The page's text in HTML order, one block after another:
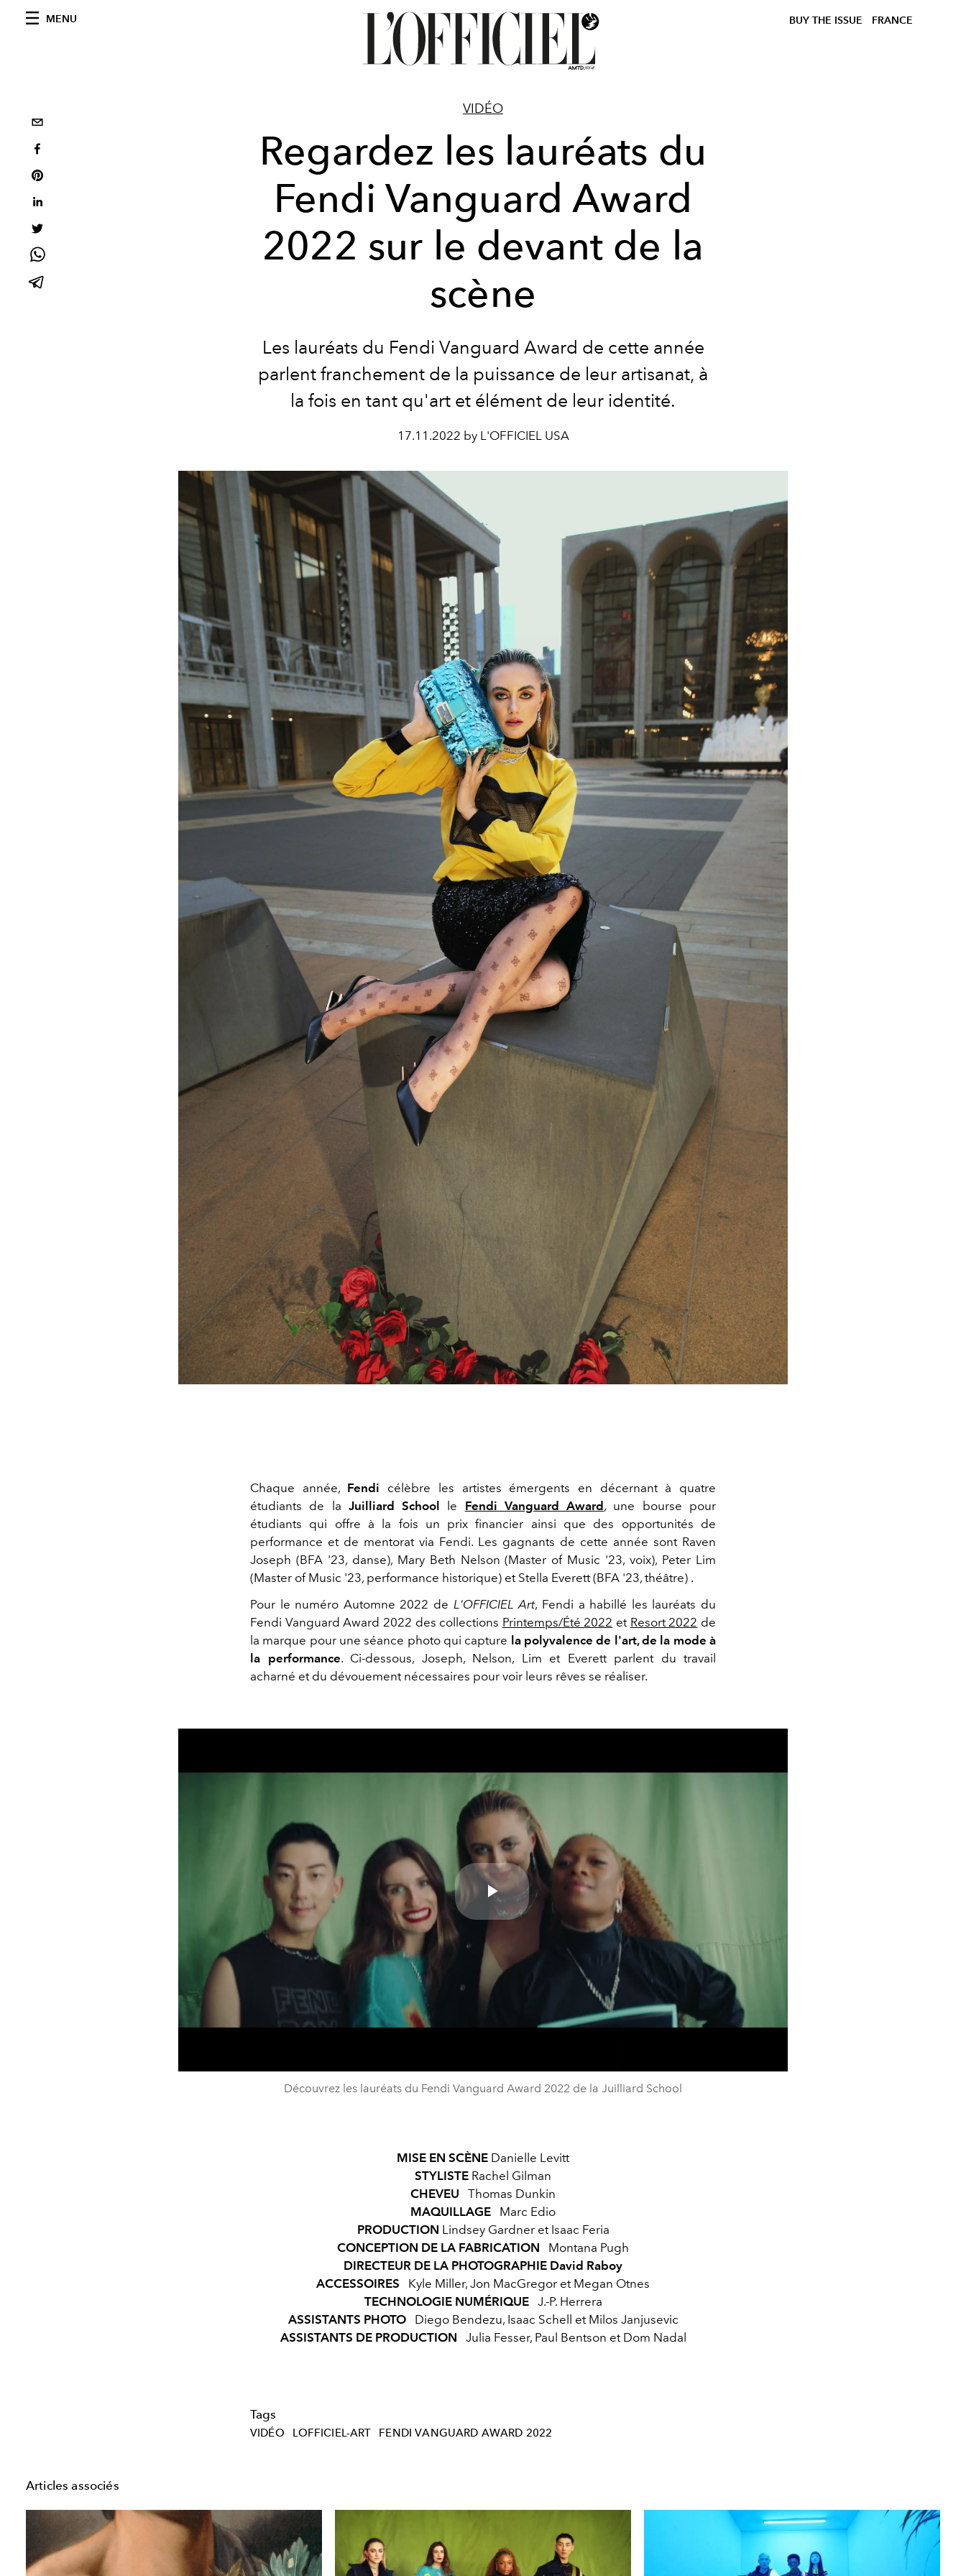
MENU BUY THE ISSUE FRANCE
VIDÉO
Regardez les lauréats du
Fendi Vanguard Award
2022 sur le devant de la
scène
Les lauréats du Fendi Vanguard Award de cette année
parlent franchement de la puissance de leur artisanat, à
la fois en tant qu'art et élément de leur identité.
17.11.2022 by L'OFFICIEL USA
Chaque année, Fendi célèbre les artistes émergents en décernant à quatre
étudiants de
la Juilliard School le Fendi Vanguard Award, une bourse pour
étudiants qui offre à la fois un prix financier ainsi que des opportunités de
performance et de mentorat via Fendi. Les gagnants de cette année sont Raven
Joseph (BFA '23, danse), Mary Beth Nelson (Master of Music '23, voix), Peter Lim
(Master of Music '23, performance historique) et Stella Everett (BFA '23, théâtre) .
Pour le numéro Automne 2022 de L'OFFICIEL Art, Fendi a habillé les lauréats du
Fendi Vanguard Award 2022 des collections Printemps/Été 2022 et Resort 2022 de
la marque pour une séance photo qui capture la polyvalence de l'art, de la mode à
la performance. Ci-dessous, Joseph, Nelson, Lim et Everett parlent du travail
acharné et du dévouement nécessaires pour voir leurs rêves se réaliser.
Play
Video
Découvrez les lauréats du Fendi Vanguard Award 2022 de la Juilliard School
MISE EN SCÈNE Danielle Levitt
STYLISTE Rachel Gilman
CHEVEU
Thomas Dunkin
MAQUILLAGE
Marc Edio
PRODUCTION Lindsey Gardner et Isaac Feria
CONCEPTION DE LA FABRICATION
Montana Pugh
DIRECTEUR DE LA PHOTOGRAPHIE David Raboy
ACCESSOIRES
Kyle Miller, Jon MacGregor et Megan Otnes
TECHNOLOGIE NUMÉRIQUE J.-P. Herrera
ASSISTANTS PHOTO
Diego Bendezu, Isaac Schell et Milos Janjusevic
ASSISTANTS DE PRODUCTION
Julia Fesser, Paul Bentson et Dom Nadal
Tags
VIDÉO LOFFICIEL-ART FENDI VANGUARD AWARD 2022
Articles associés